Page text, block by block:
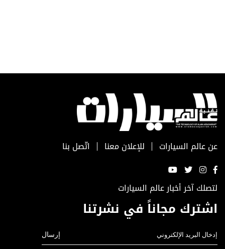
عن عالم السيارات للإعلان معنا اتّصل بنا
لتصلك آخر أخبار عالم السيارات
اشترك مجاناً في نشرتنا